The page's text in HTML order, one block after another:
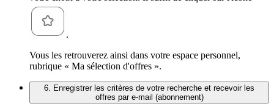
.
Vous les retrouverez ainsi dans votre espace personnel,
rubrique « Ma sélection d'offres ».
6. Enregistrer les critères de votre recherche et recevoir les
offres par e-mail (abonnement)